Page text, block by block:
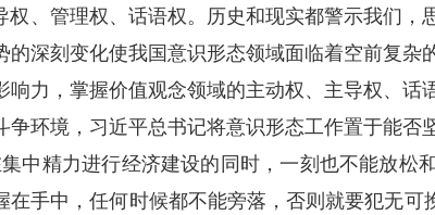
权、管理权、话语权。历史和现实都警示我们，
深刻变化使我国意识形态领域面临着空前复
力，掌握价值观念领域的主动权、主导权、话
环境，习近平总书记将意识形态工作置于能否
中精力进行经济建设的同时，一刻也不能放松
手中，任何时候都不能旁落，否则就要犯无可